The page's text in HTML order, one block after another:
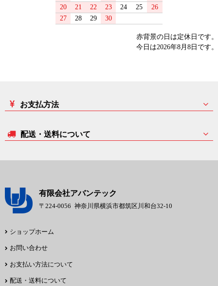
20
21 22 23 24 25
26
27
28 29 30
赤背景の日は定休日です。
今日は2026年8月8日です。
お支払方法
配送・送料について
有限会社アバンテック
〒224-0056 神奈川県横浜市都筑区川和台32-10
ショップホーム
お問い合わせ
お支払い方法について
配送・送料について